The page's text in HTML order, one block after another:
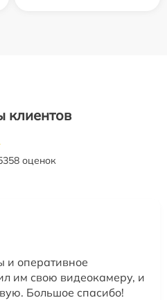
клиентов
оценок
и оперативное
им свою видеокамеру, и
Большое спасибо!